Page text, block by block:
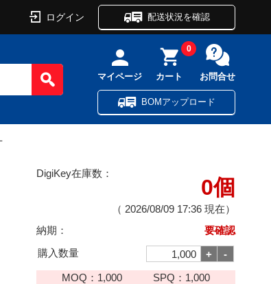
ログイン 配送状況を確認
マイページ カート
0
お問合せ
BOMアップロード
DigiKey在庫数：
0個
（ 2026/08/09 17:36 現在）
納期：
要確認
購入数量
MOQ： 1,000 SPQ： 1,000